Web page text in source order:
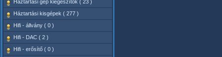
Háztartási gép kiegészítők ( 23 )
Háztartási kisgépek ( 277 )
Hifi - állvány ( 0 )
Hifi - DAC ( 2 )
Hifi - erősítő ( 0 )